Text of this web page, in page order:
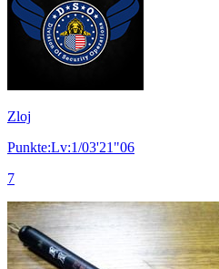
Zloj
Punkte:Lv:1/03'21"06
7